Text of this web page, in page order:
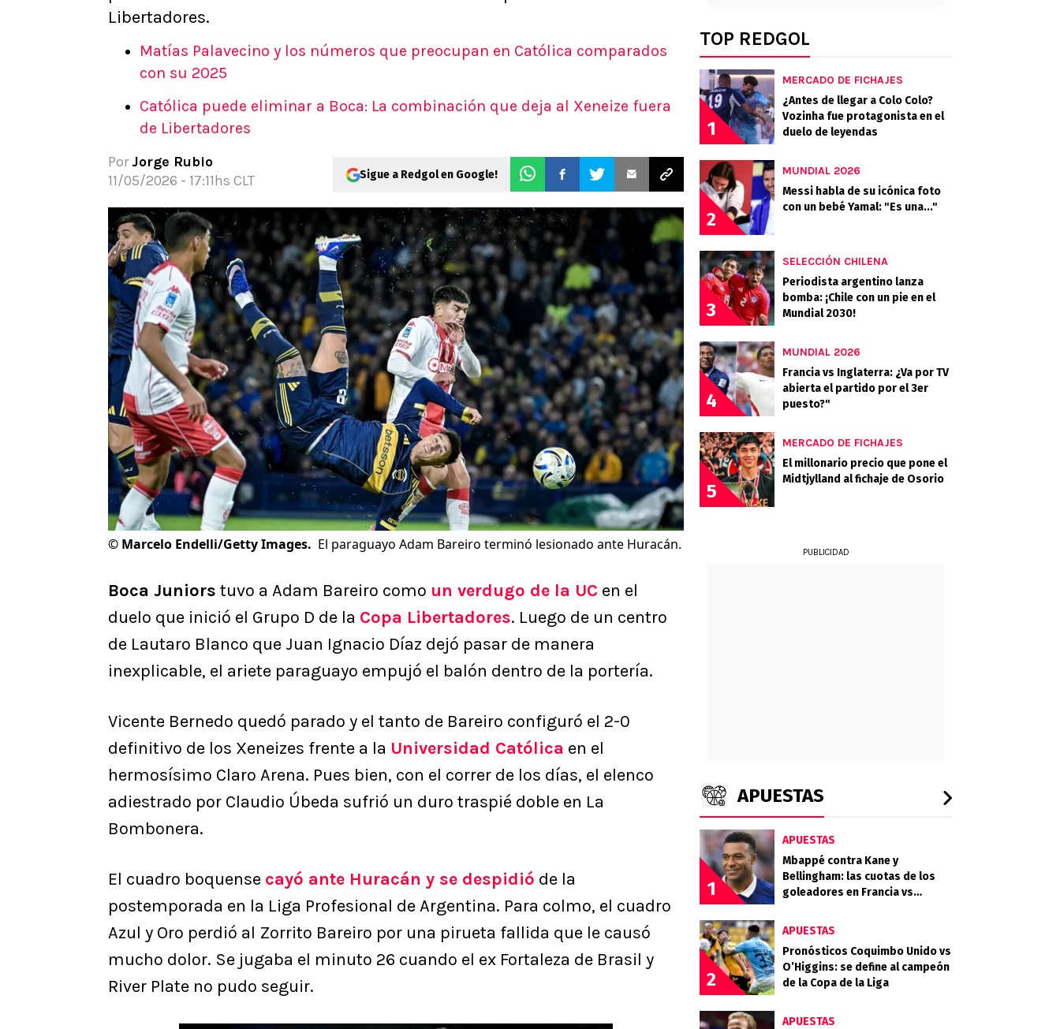
Apuesta del día
Libertadores.
Matías Palavecino y los números que preocupan en Católica comparados
con su 2025
Católica puede eliminar a Boca: La combinación que deja al Xeneize fuera
de Libertadores
Por Jorge Rubio
11/05/2026 - 17:11hs CLT
Sigue a Redgol en Google!
© Marcelo Endelli/Getty Images. El paraguayo Adam Bareiro terminó lesionado ante Huracán.
Boca Juniors tuvo a Adam Bareiro como un verdugo de la UC en el
duelo que inició el Grupo D de la Copa Libertadores. Luego de un centro
de Lautaro Blanco que Juan Ignacio Díaz dejó pasar de manera
inexplicable, el ariete paraguayo empujó el balón dentro de la portería.
Vicente Bernedo quedó parado y el tanto de Bareiro configuró el 2-0
definitivo de los Xeneizes frente a la Universidad Católica en el
hermosísimo Claro Arena. Pues bien, con el correr de los días, el elenco
adiestrado por Claudio Úbeda sufrió un duro traspié doble en La
Bombonera.
El cuadro boquense cayó ante Huracán y se despidió de la
postemporada en la Liga Profesional de Argentina. Para colmo, el cuadro
Azul y Oro perdió al Zorrito Bareiro por una pirueta fallida que le causó
mucho dolor. Se jugaba el minuto 26 cuando el ex Fortaleza de Brasil y
River Plate no pudo seguir.
TOP REDGOL
1
MERCADO DE FICHAJES
¿Antes de llegar a Colo Colo?
Vozinha fue protagonista en el
duelo de leyendas
2
MUNDIAL 2026
Messi habla de su icónica foto
con un bebé Yamal: "Es una..."
3
SELECCIÓN CHILENA
Periodista argentino lanza
bomba: ¡Chile con un pie en el
Mundial 2030!
4
MUNDIAL 2026
Francia vs Inglaterra: ¿Va por TV
abierta el partido por el 3er
puesto?"
5
MERCADO DE FICHAJES
El millonario precio que pone el
Midtjylland al fichaje de Osorio
PUBLICIDAD
APUESTAS
1
APUESTAS
Mbappé contra Kane y
Bellingham: las cuotas de los
goleadores en Francia vs
2
APUESTAS
Pronósticos Coquimbo Unido vs
O’Higgins: se define al campeón
de la Copa de la Liga
APUESTAS